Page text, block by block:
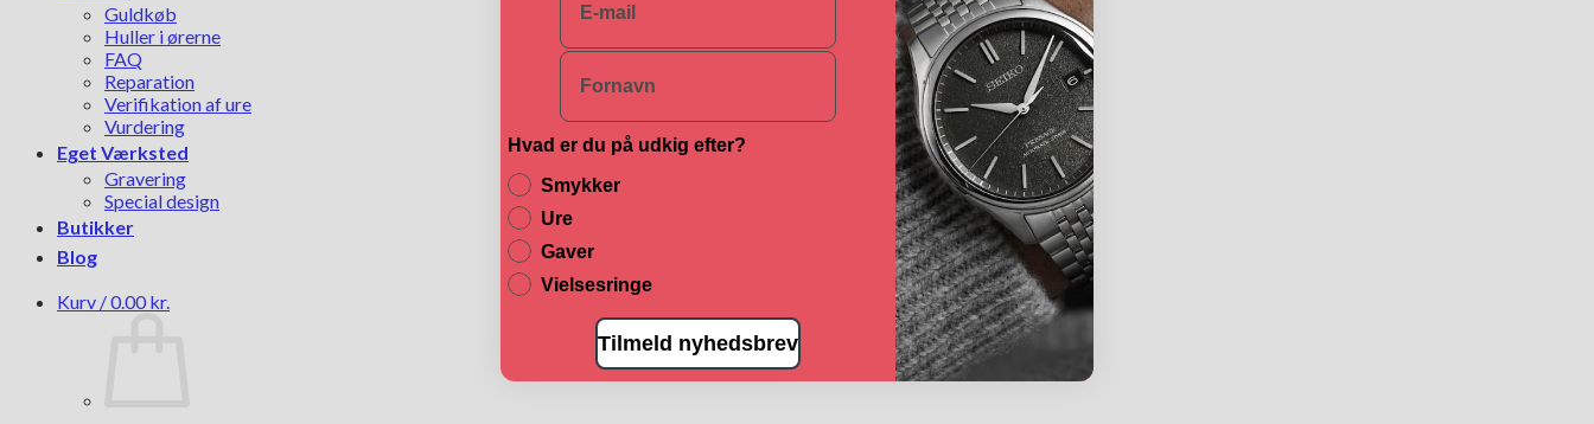
Guldkøb
Huller i ørerne
FAQ
Reparation
Verifikation af ure
Vurdering
Eget Værksted
Gravering
Special design
Butikker
Blog
Kurv /0.00 kr.
Navn
Hvad er du på udkig efter?
Smykker
Ure
Gaver
Vielsesringe
Tilmeld nyhedsbrev